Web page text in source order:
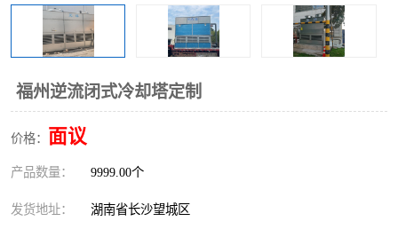
福州逆流闭式冷却塔定制
价格： 面议
产品数量： 9999.00个
发货地址： 湖南省长沙望城区